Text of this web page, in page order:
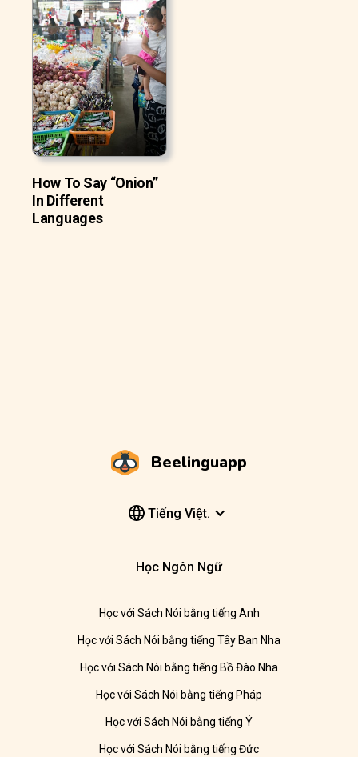
How To Say “Onion”
In Different
Languages
Beelinguapp
Tiếng Việt.
Học Ngôn Ngữ
Học với Sách Nói bằng tiếng Anh
Học với Sách Nói bằng tiếng Tây Ban Nha
Học với Sách Nói bằng tiếng Bồ Đào Nha
Học với Sách Nói bằng tiếng Pháp
Học với Sách Nói bằng tiếng Ý
Học với Sách Nói bằng tiếng Đức